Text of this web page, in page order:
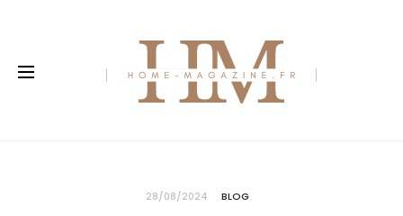
28/08/2024 BLOG